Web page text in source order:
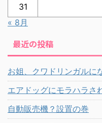
31
« 8月
最近の投稿
お姐、クワドリンガルに
エアドッグにモラハラさ
自動販売機？設置の巻